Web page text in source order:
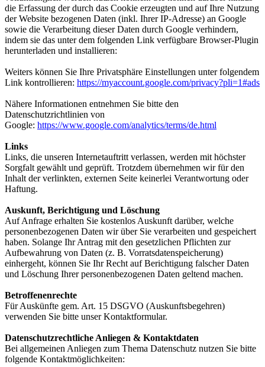
die Erfassung der durch das Cookie erzeugten und auf Ihre Nutzung
der Website bezogenen Daten (inkl. Ihrer IP-Adresse) an Google
sowie die Verarbeitung dieser Daten durch Google verhindern,
indem sie das unter dem folgenden Link verfügbare Browser-Plugin
herunterladen und installieren:
Weiters können Sie Ihre Privatsphäre Einstellungen unter folgendem
Link kontrollieren: https://myaccount.google.com/privacy?pli=1#ads
Nähere Informationen entnehmen Sie bitte den
Datenschutzrichtlinien von
Google: https://www.google.com/analytics/terms/de.html
Links
Links, die unseren Internetauftritt verlassen, werden mit höchster
Sorgfalt gewählt und geprüft. Trotzdem übernehmen wir für den
Inhalt der verlinkten, externen Seite keinerlei Verantwortung oder
Haftung.
Auskunft, Berichtigung und Löschung
Auf Anfrage erhalten Sie kostenlos Auskunft darüber, welche
personenbezogenen Daten wir über Sie verarbeiten und gespeichert
haben. Solange Ihr Antrag mit den gesetzlichen Pflichten zur
Aufbewahrung von Daten (z. B. Vorratsdatenspeicherung)
einhergeht, können Sie Ihr Recht auf Berichtigung falscher Daten
und Löschung Ihrer personenbezogenen Daten geltend machen.
Betroffenenrechte
Für Auskünfte gem. Art. 15 DSGVO (Auskunftsbegehren)
verwenden Sie bitte unser Kontaktformular.
Datenschutzrechtliche Anliegen & Kontaktdaten
Bei allgemeinen Anliegen zum Thema Datenschutz nutzen Sie bitte
folgende Kontaktmöglichkeiten: